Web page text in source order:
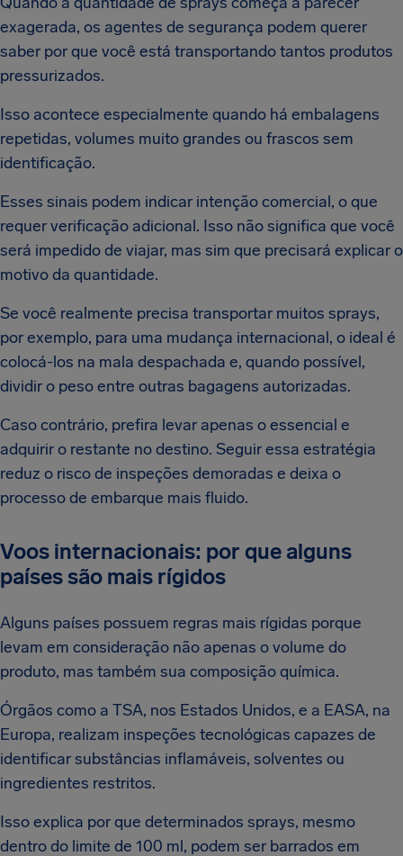
exagerada, os agentes de segurança podem querer
saber por que você está transportando tantos produtos
pressurizados.
Isso acontece especialmente quando há embalagens
repetidas, volumes muito grandes ou frascos sem
identificação.
Esses sinais podem indicar intenção comercial, o que
requer verificação adicional. Isso não significa que você
será impedido de viajar, mas sim que precisará explicar o
motivo da quantidade.
Se você realmente precisa transportar muitos sprays,
por exemplo, para uma mudança internacional, o ideal é
colocá-los na mala despachada e, quando possível,
dividir o peso entre outras bagagens autorizadas.
Caso contrário, prefira levar apenas o essencial e
adquirir o restante no destino. Seguir essa estratégia
reduz o risco de inspeções demoradas e deixa o
processo de embarque mais fluido.
Voos internacionais: por que alguns
países são mais rígidos
Alguns países possuem regras mais rígidas porque
levam em consideração não apenas o volume do
produto, mas também sua composição química.
Órgãos como a TSA, nos Estados Unidos, e a EASA, na
Europa, realizam inspeções tecnológicas capazes de
identificar substâncias inflamáveis, solventes ou
ingredientes restritos.
Isso explica por que determinados sprays, mesmo
dentro do limite de 100 ml, podem ser barrados em